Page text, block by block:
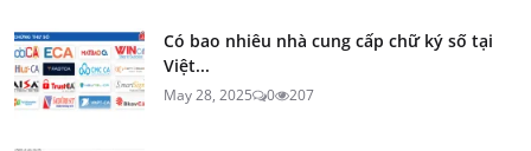
Có bao nhiêu nhà cung cấp chữ ký số tại
Việt...
May 28, 2025 0 207